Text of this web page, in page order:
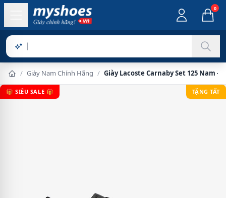
0
Sản phẩm
/ Giày Nam Chính Hãng / Giày Lacoste Carnaby Set 125 Nam -
🎁 SIÊU SALE 🎁 TẶNG TẤT